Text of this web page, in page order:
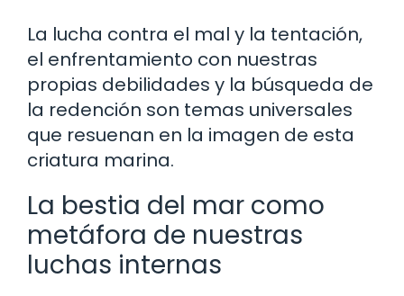
La lucha contra el mal y la tentación,
el enfrentamiento con nuestras
propias debilidades y la búsqueda de
la redención son temas universales
que resuenan en la imagen de esta
criatura marina.
La bestia del mar como
metáfora de nuestras
luchas internas